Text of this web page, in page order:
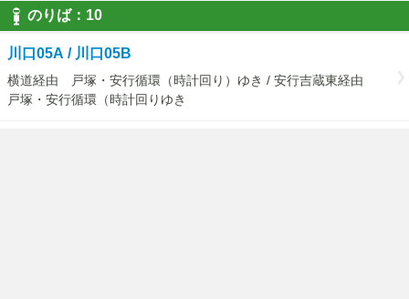
のりば：10
川口05A / 川口05B
横道経由 戸塚・安行循環（時計回り）ゆき / 安行吉蔵東経由
戸塚・安行循環（時計回りゆき